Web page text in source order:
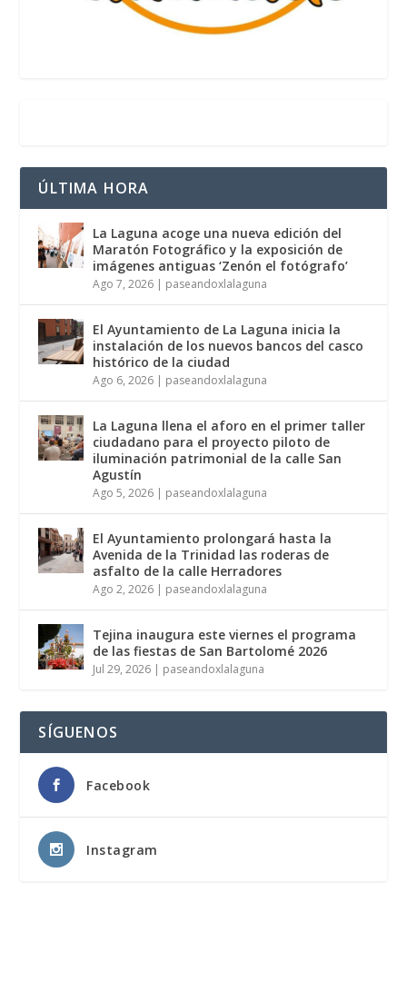
ÚLTIMA HORA
La Laguna acoge una nueva edición del
Maratón Fotográfico y la exposición de
imágenes antiguas ‘Zenón el fotógrafo’
Ago 7, 2026 paseandoxlalaguna
El Ayuntamiento de La Laguna inicia la
instalación de los nuevos bancos del casco
histórico de la ciudad
Ago 6, 2026 paseandoxlalaguna
La Laguna llena el aforo en el primer taller
ciudadano para el proyecto piloto de
iluminación patrimonial de la calle San
Agustín
Ago 5, 2026 paseandoxlalaguna
El Ayuntamiento prolongará hasta la
Avenida de la Trinidad las roderas de
asfalto de la calle Herradores
Ago 2, 2026 paseandoxlalaguna
Tejina inaugura este viernes el programa
de las fiestas de San Bartolomé 2026
Jul 29, 2026 paseandoxlalaguna
SÍGUENOS
Facebook
Instagram